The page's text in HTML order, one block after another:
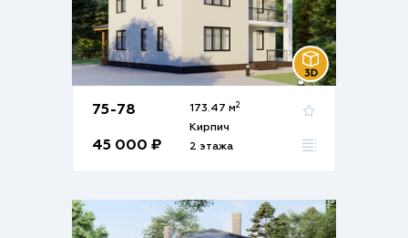
75-78
45 000 ₽
173.47 м2
Кирпич
2 этажа